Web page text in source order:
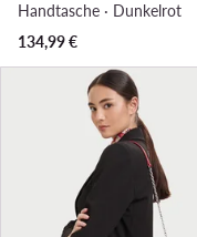
Handtasche · Dunkelrot
134,99€